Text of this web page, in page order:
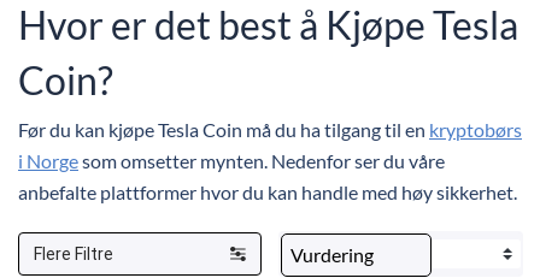
Hvor er det best å Kjøpe Tesla
Coin?
Før du kan kjøpe Tesla Coin må du ha tilgang til en kryptobørs
i Norgesom omsetter mynten. Nedenfor ser du våre
anbefalte plattformer hvor du kan handle med høy sikkerhet.
Flere Filtre